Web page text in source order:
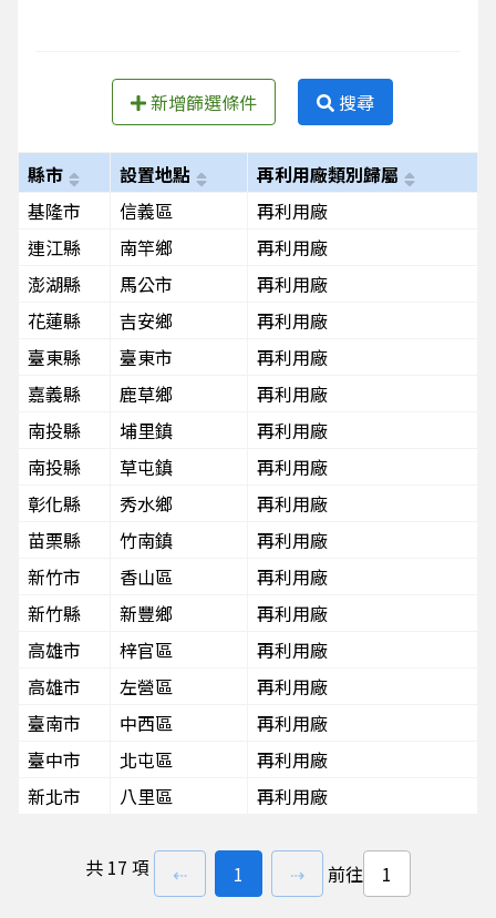
新增篩選條件 搜尋
縣市 設置地點
再利用廠類別歸屬
基隆市
信義區
再利用廠
連江縣
南竿鄉
再利用廠
澎湖縣
馬公市
再利用廠
花蓮縣
吉安鄉
再利用廠
臺東縣
臺東市
再利用廠
嘉義縣
鹿草鄉
再利用廠
南投縣
埔里鎮
再利用廠
南投縣
草屯鎮
再利用廠
彰化縣
秀水鄉
再利用廠
苗栗縣
竹南鎮
再利用廠
新竹市
香山區
再利用廠
新竹縣
新豐鄉
再利用廠
高雄市
梓官區
再利用廠
高雄市
左營區
再利用廠
臺南市
中西區
再利用廠
臺中市
北屯區
再利用廠
新北市
八里區 再利用廠
共 17 項 ⇠上一頁前往
1 ⇢下一頁
前往